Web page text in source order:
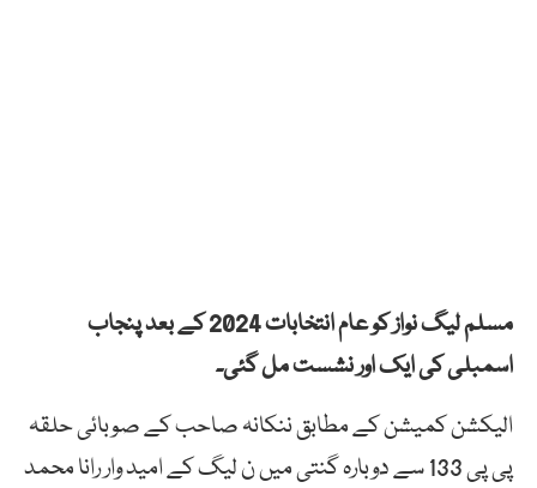
مسلم لیگ نواز کو عام انتخابات 2024 کے بعد پنجاب
اسمبلی کی ایک اور نشست مل گئی۔
الیکشن کمیشن کے مطابق ننکانہ صاحب کے صوبائی حلقہ
پی پی 133 سے دوبارہ گنتی میں ن لیگ کے امید وار رانا محمد